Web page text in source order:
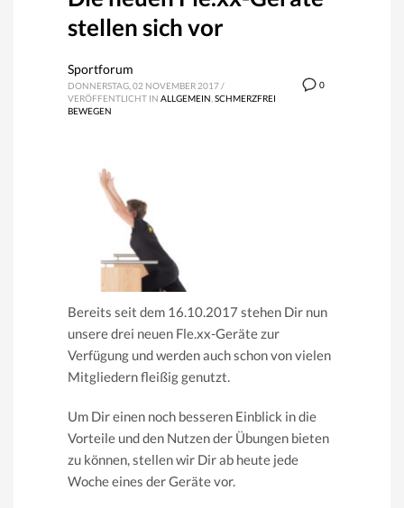
stellen sich vor
0
Sportforum
DONNERSTAG, 02 NOVEMBER 2017/
VERÖFFENTLICHT IN ALLGEMEIN SCHMERZFREI
BEWEGEN
Bereits seit dem 16.10.2017 stehen Dir nun
unsere drei neuen Fle.xx-Geräte zur
Verfügung und werden auch schon von vielen
Mitgliedern fleißig genutzt.
Um Dir einen noch besseren Einblick in die
Vorteile und den Nutzen der Übungen bieten
zu können, stellen wir Dir ab heute jede
Woche eines der Geräte vor.